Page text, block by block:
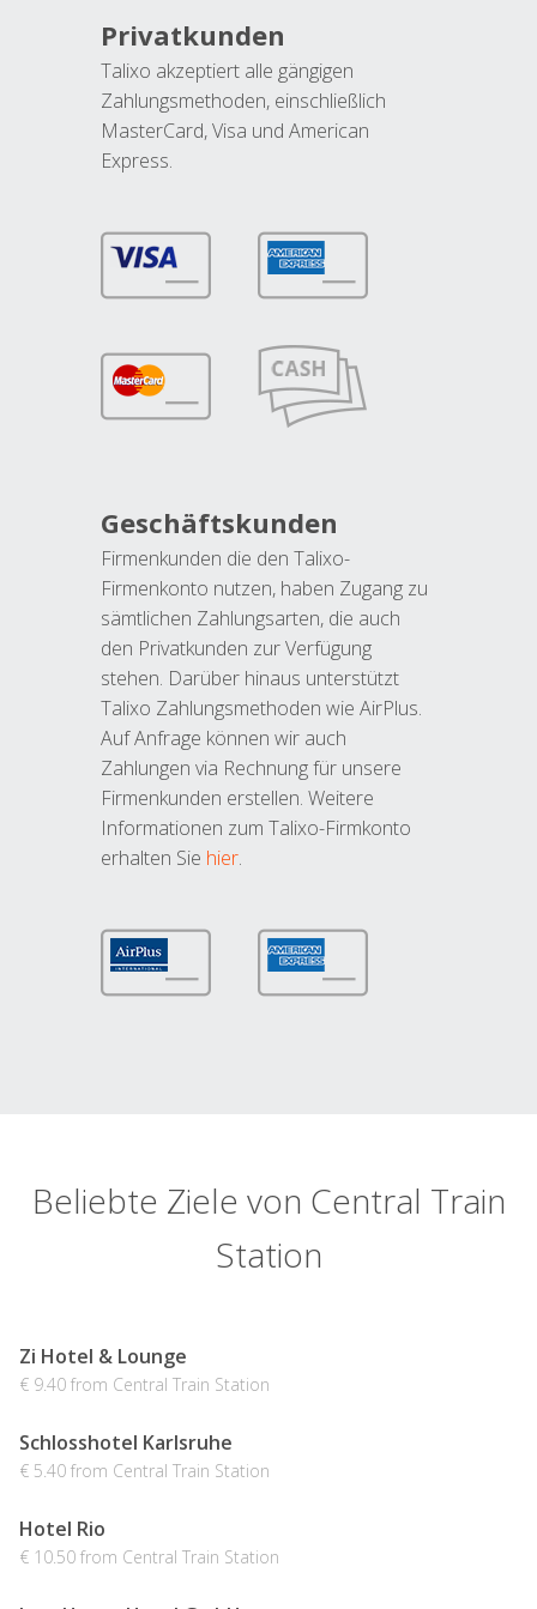
Privatkunden
Talixo akzeptiert alle gängigen
Zahlungsmethoden, einschließlich
MasterCard, Visa und American
Express.
Geschäftskunden
Firmenkunden die den Talixo-
Firmenkonto nutzen, haben Zugang zu
sämtlichen Zahlungsarten, die auch
den Privatkunden zur Verfügung
stehen. Darüber hinaus unterstützt
Talixo Zahlungsmethoden wie AirPlus.
Auf Anfrage können wir auch
Zahlungen via Rechnung für unsere
Firmenkunden erstellen. Weitere
Informationen zum Talixo-Firmkonto
erhalten Sie hier.
Beliebte Ziele von Central Train
Station
Zi Hotel & Lounge
€ 9.40 from Central Train Station
Schlosshotel Karlsruhe
€ 5.40 from Central Train Station
Hotel Rio
€ 10.50 from Central Train Station